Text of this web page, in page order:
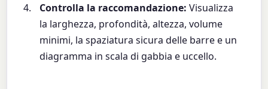
Controlla la raccomandazione: Visualizza
la larghezza, profondità, altezza, volume
minimi, la spaziatura sicura delle barre e un
diagramma in scala di gabbia e uccello.